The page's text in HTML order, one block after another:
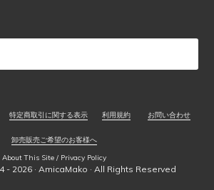
特定商取引に関する表示 利用規約 お問い合わせ
卸売販売ご希望のお客様へ
About This Site / Privacy Policy
- 2026 · AmicaMako · All Rights Reserved